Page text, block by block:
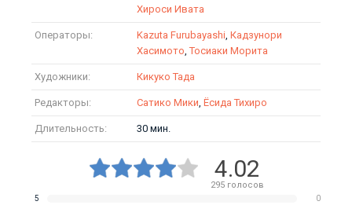
Хироси Ивата
Операторы: Kazuta Furubayashi, Кадзунори
Хасимото,Тосиаки Морита
Художники: Кикуко Тада
Редакторы: Сатико Мики, Ёсида Тихиро
Длительность: 30 мин.
4.02
295голосов
5
0